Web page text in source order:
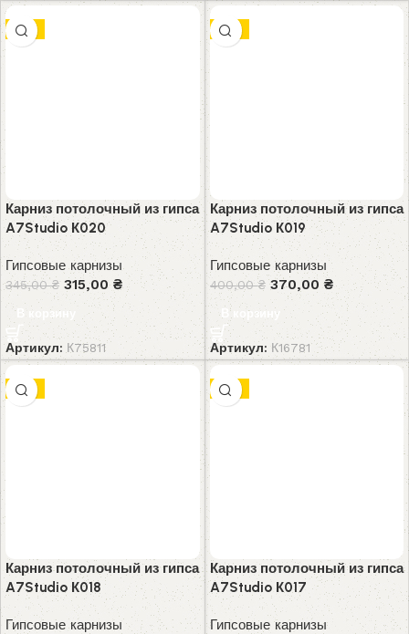
-9%
Карниз потолочный из гипса
A7Studio К020
Гипсовые карнизы
345,00₴ 315,00₴
В корзину
Артикул: К75811
-8%
Карниз потолочный из гипса
A7Studio К019
Гипсовые карнизы
400,00₴ 370,00₴
В корзину
Артикул: К16781
-8%
Карниз потолочный из гипса
A7Studio К018
Гипсовые карнизы
-8%
Карниз потолочный из гипса
A7Studio К017
Гипсовые карнизы